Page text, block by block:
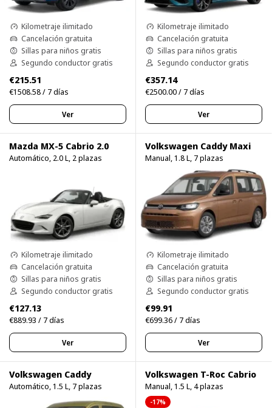
Kilometraje ilimitado
Cancelación gratuita
Sillas para niños gratis
Segundo conductor gratis
€215.51
€1508.58 / 7 días
Ver
Kilometraje ilimitado
Cancelación gratuita
Sillas para niños gratis
Segundo conductor gratis
€357.14
€2500.00 / 7 días
Ver
Mazda MX-5 Cabrio 2.0
Automático, 2.0 L, 2 plazas
Kilometraje ilimitado
Cancelación gratuita
Sillas para niños gratis
Segundo conductor gratis
€127.13
€889.93 / 7 días
Ver
Volkswagen Caddy Maxi
Manual, 1.8 L, 7 plazas
Kilometraje ilimitado
Cancelación gratuita
Sillas para niños gratis
Segundo conductor gratis
€99.91
€699.36 / 7 días
Ver
Volkswagen Caddy
Automático, 1.5 L, 7 plazas
Volkswagen T-Roc Cabrio
Manual, 1.5 L, 4 plazas
-17%